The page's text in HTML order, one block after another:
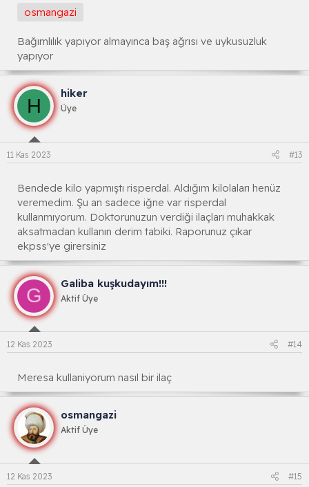
osmangazi
Bağımlılık yapıyor almayınca baş ağrısı ve uykusuzluk
yapıyor
H
hiker
Üye
11 Kas 2023 #13
Bendede kilo yapmıştı risperdal. Aldığım kilolaları henüz
veremedim. Şu an sadece iğne var risperdal
kullanmıyorum. Doktorunuzun verdiği ilaçları muhakkak
aksatmadan kullanın derim tabiki. Raporunuz çıkar
ekpss'ye girersiniz
G
Galiba kuşkudayım!!!
Aktif Üye
12 Kas 2023 #14
Meresa kullaniyorum nasıl bir ilaç
osmangazi
Aktif Üye
12 Kas 2023 #15